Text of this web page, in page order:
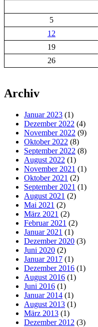
5
12
19
26
Archiv
Januar 2023 (1)
Dezember 2022 (4)
November 2022 (9)
Oktober 2022 (8)
September 2022 (8)
August 2022 (1)
November 2021 (1)
Oktober 2021 (2)
September 2021 (1)
August 2021 (2)
Mai 2021 (2)
März 2021 (2)
Februar 2021 (2)
Januar 2021 (1)
Dezember 2020 (3)
Juni 2020 (2)
Januar 2017 (1)
Dezember 2016 (1)
August 2016 (1)
Juni 2016 (1)
Januar 2014 (1)
August 2013 (1)
März 2013 (1)
Dezember 2012 (3)